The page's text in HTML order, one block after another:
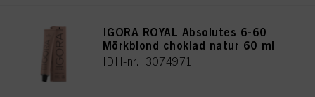
IGORA ROYAL Absolutes 6-60
Mörkblond choklad natur 60 ml
IDH-nr. 3074971